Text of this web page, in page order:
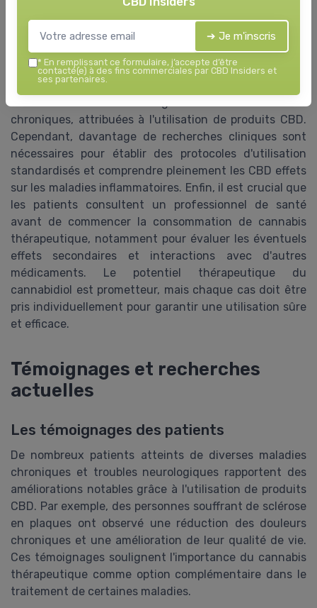
chez les patients atteints de diverses maladies
inflammatoires. Les produits à base de CBD, comme
l'huile de CBD ou autres formes de consommation,
sont de plus en plus utilisés en tant que solutions
thérapeutiques potentielles. Des patients rapportent
chroniques, attribuées à l'utilisation de produits CBD.
Cependant, davantage de recherches cliniques sont
nécessaires pour établir des protocoles d'utilisation
standardisés et comprendre pleinement les CBD effets
sur les maladies inflammatoires. Enfin, il est crucial que
les patients consultent un professionnel de santé
avant de commencer la consommation de cannabis
thérapeutique, notamment pour évaluer les éventuels
effets secondaires et interactions avec d'autres
médicaments. Le potentiel thérapeutique du
cannabidiol est prometteur, mais chaque cas doit être
pris individuellement pour garantir une utilisation sûre
et efficace.
Témoignages et recherches
actuelles
Les témoignages des patients
De nombreux patients atteints de diverses maladies
chroniques et troubles neurologiques rapportent des
améliorations notables grâce à l'utilisation de produits
CBD. Par exemple, des personnes souffrant de sclérose
en plaques ont observé une réduction des douleurs
chroniques et une amélioration de leur qualité de vie.
Ces témoignages soulignent l'importance du cannabis
thérapeutique comme option complémentaire dans le
traitement de certaines maladies.
➔ Je m'inscris
* En remplissant ce formulaire, j’accepte d’être
contacté(e) à des fins commerciales par CBD Insiders et
ses partenaires.